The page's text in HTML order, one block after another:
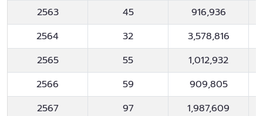
2563
45
916,936
2564
32
3,578,816
2565
55
1,012,932
2566
59
909,805
2567
97
1,987,609